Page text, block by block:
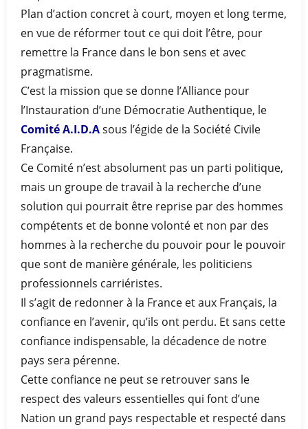
Plan d’action concret à court, moyen et long terme,
en vue de réformer tout ce qui doit l’être, pour
remettre la France dans le bon sens et avec
pragmatisme.
C’est la mission que se donne l’Alliance pour
l’Instauration d’une Démocratie Authentique, le
Comité A.I.D.Asous l’égide de la Société Civile
Française.
Ce Comité n’est absolument pas un parti politique,
mais un groupe de travail à la recherche d’une
solution qui pourrait être reprise par des hommes
compétents et de bonne volonté et non par des
hommes à la recherche du pouvoir pour le pouvoir
que sont de manière générale, les politiciens
professionnels carriéristes.
Il s’agit de redonner à la France et aux Français, la
confiance en l’avenir, qu’ils ont perdu. Et sans cette
confiance indispensable, la décadence de notre
pays sera pérenne.
Cette confiance ne peut se retrouver sans le
respect des valeurs essentielles qui font d’une
Nation un grand pays respectable et respecté dans